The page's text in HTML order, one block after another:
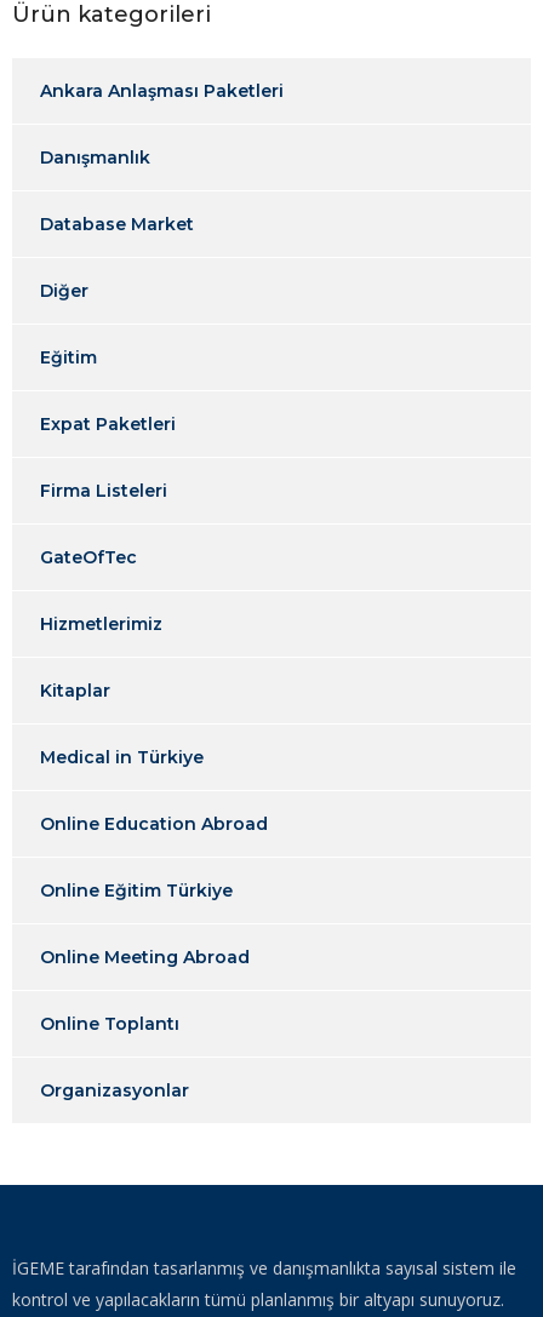
Ürün kategorileri
Ankara Anlaşması Paketleri
Danışmanlık
Database Market
Diğer
Eğitim
Expat Paketleri
Firma Listeleri
GateOfTec
Hizmetlerimiz
Kitaplar
Medical in Türkiye
Online Education Abroad
Online Eğitim Türkiye
Online Meeting Abroad
Online Toplantı
Organizasyonlar
İGEME tarafından tasarlanmış ve danışmanlıkta sayısal sistem ile
kontrol ve yapılacakların tümü planlanmış bir altyapı sunuyoruz.